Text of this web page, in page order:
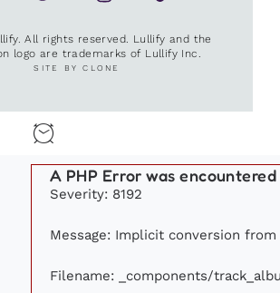
All rights reserved. Lullify and the
logo are trademarks of Lullify Inc.
SITE BY CLONE
A PHP Error was encountered
Severity: 8192
Message: Implicit conversion
Filename: _components/